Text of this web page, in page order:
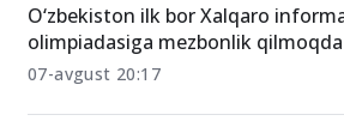
07-avgust 20:24
olimpiadasiga mezbonlik qilmoqda